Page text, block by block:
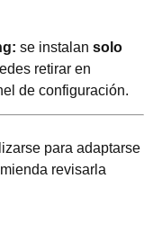
se instalan solo
retirar en
de configuración.
para adaptarse
revisarla